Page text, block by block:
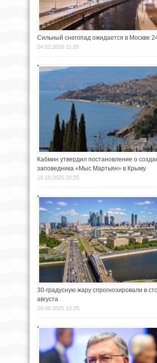
Сильный снегопад ожидается в Москве
24.02.2026 11:25
Кабмин утвердил постановление о
заповедника «Мыс Мартьян» в Крыму
19.10.2025 20:25
30-градусную жару спрогнозировали в
августа
29.08.2025 12:25